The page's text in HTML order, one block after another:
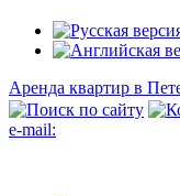
Аренда квартир в
e-mail: